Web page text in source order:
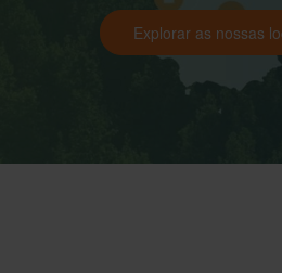
Explorar as nossas